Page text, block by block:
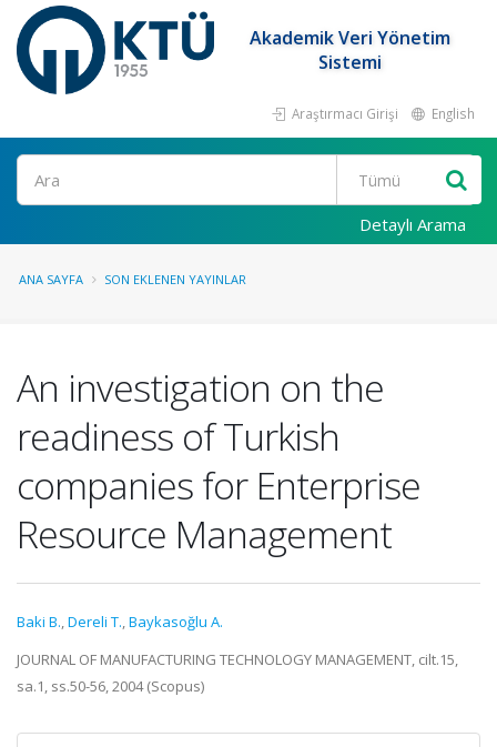
Akademik Veri Yönetim
Sistemi
Araştırmacı Girişi English
Ara
Detaylı Arama
ANA SAYFA SON EKLENEN YAYINLAR
An investigation on the
readiness of Turkish
companies for Enterprise
Resource Management
Baki B.,Dereli T.,Baykasoğlu A.
JOURNAL OF MANUFACTURING TECHNOLOGY MANAGEMENT, cilt.15,
sa.1, ss.50-56, 2004 (Scopus)